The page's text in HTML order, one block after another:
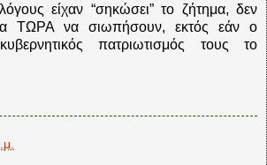
λόγους είχαν “σηκώσει” το ζήτημα, δεν
ΤΩΡΑ να σιωπήσουν, εκτός εάν ο
πατριωτισμός τους το